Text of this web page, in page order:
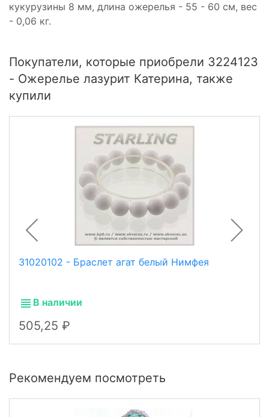
кукурузины 8 мм, длина ожерелья - 55 - 60 см, вес
- 0,06 кг.
Покупатели, которые приобрели 3224123
- Ожерелье лазурит Катерина, также
купили
31020102 - Браслет агат белый Нимфея
В наличии
505,25
Рекомендуем посмотреть